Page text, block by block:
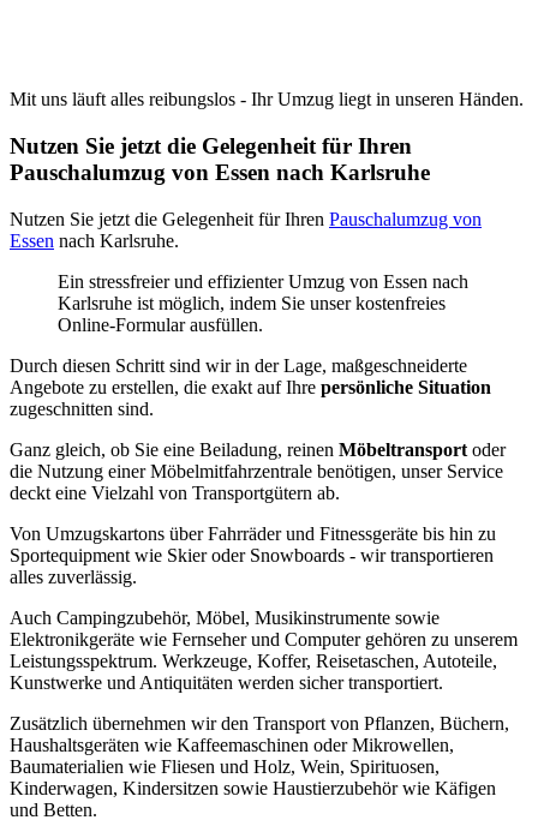
Mit uns läuft alles reibungslos - Ihr Umzug liegt in unseren Händen.
Nutzen Sie jetzt die Gelegenheit für Ihren
Pauschalumzug von Essen nach Karlsruhe
Nutzen Sie jetzt die Gelegenheit für Ihren Pauschalumzug von
Essen nach Karlsruhe.
Ein stressfreier und effizienter Umzug von Essen nach
Karlsruhe ist möglich, indem Sie unser kostenfreies
Online-Formular ausfüllen.
Durch diesen Schritt sind wir in der Lage, maßgeschneiderte
Angebote zu erstellen, die exakt auf Ihre persönliche Situation
zugeschnitten sind.
Ganz gleich, ob Sie eine Beiladung, reinen Möbeltransport oder
die Nutzung einer Möbelmitfahrzentrale benötigen, unser Service
deckt eine Vielzahl von Transportgütern ab.
Von Umzugskartons über Fahrräder und Fitnessgeräte bis hin zu
Sportequipment wie Skier oder Snowboards - wir transportieren
alles zuverlässig.
Auch Campingzubehör, Möbel, Musikinstrumente sowie
Elektronikgeräte wie Fernseher und Computer gehören zu unserem
Leistungsspektrum. Werkzeuge, Koffer, Reisetaschen, Autoteile,
Kunstwerke und Antiquitäten werden sicher transportiert.
Zusätzlich übernehmen wir den Transport von Pflanzen, Büchern,
Haushaltsgeräten wie Kaffeemaschinen oder Mikrowellen,
Baumaterialien wie Fliesen und Holz, Wein, Spirituosen,
Kinderwagen, Kindersitzen sowie Haustierzubehör wie Käfigen
und Betten.